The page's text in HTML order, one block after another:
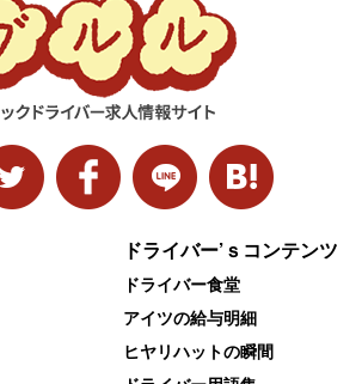
ドライバー’ｓコンテンツ
ドライバー食堂
アイツの給与明細
ヒヤリハットの瞬間